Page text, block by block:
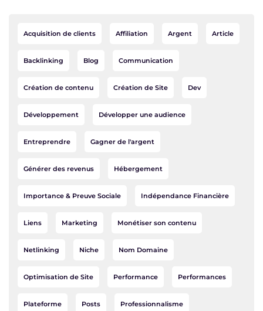
Acquisition de clients Affiliation Argent Article
Backlinking Blog Communication
Création de contenu Création de Site Dev
Développement Développer une audience
Entreprendre Gagner de l'argent
Générer des revenus Hébergement
Importance & Preuve Sociale Indépendance Financière
Liens Marketing Monétiser son contenu
Netlinking Niche Nom Domaine
Optimisation de Site Performance Performances
Plateforme Posts Professionnalisme